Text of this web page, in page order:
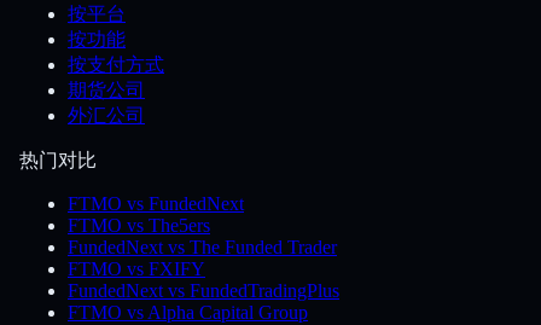
按平台
按功能
按支付方式
期货公司
外汇公司
热门对比
FTMO vs FundedNext
FTMO vs The5ers
FundedNext vs The Funded Trader
FTMO vs FXIFY
FundedNext vs FundedTradingPlus
FTMO vs Alpha Capital Group